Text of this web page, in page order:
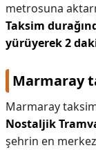
metrosuna
Taksim
yürüyerek 2
Marmaray
Marmaray
Nostaljik
şehrin en